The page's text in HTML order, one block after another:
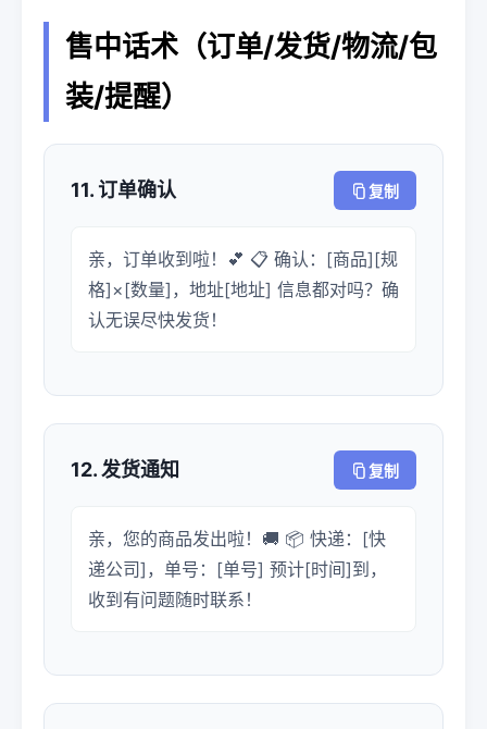
售中话术（订单/发货/物流/包
装/提醒）
11. 订单确认 复制
亲，订单收到啦！💕 📋 确认：[商品][规
格]×[数量]，地址[地址] 信息都对吗？确
认无误尽快发货！
12. 发货通知 复制
亲，您的商品发出啦！🚚 📦 快递：[快
递公司]，单号：[单号] 预计[时间]到，
收到有问题随时联系！